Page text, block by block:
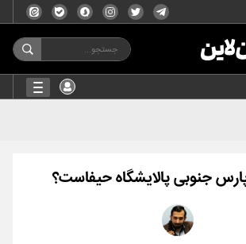
پارس جنوبی پالایشگاه حیفاست؟